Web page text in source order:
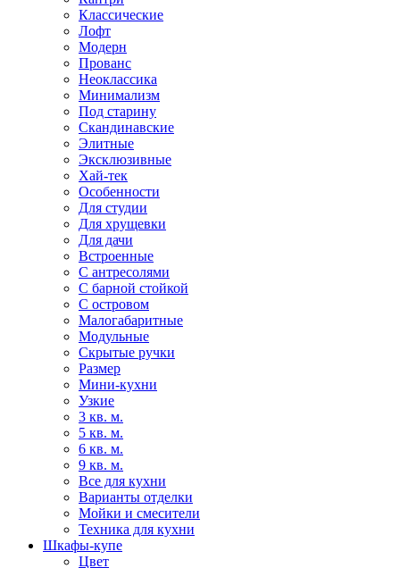
Классические
Лофт
Модерн
Прованс
Неоклассика
Минимализм
Под старину
Скандинавские
Элитные
Эксклюзивные
Хай-тек
Особенности
Для студии
Для хрущевки
Для дачи
Встроенные
С антресолями
С барной стойкой
С островом
Малогабаритные
Модульные
Скрытые ручки
Размер
Мини-кухни
Узкие
3 кв. м.
5 кв. м.
6 кв. м.
9 кв. м.
Все для кухни
Варианты отделки
Мойки и смесители
Техника для кухни
Шкафы-купе
Цвет